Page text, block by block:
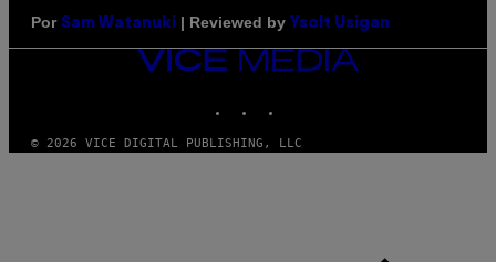
Por Sam Watanuki | Reviewed by Ysolt Usigan
VICE
MEDIA
© 2026 VICE DIGITAL PUBLISHING, LLC